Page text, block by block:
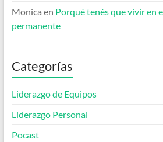
Monica en Porqué tenés que vivir en
permanente
Categorías
Liderazgo de Equipos
Liderazgo Personal
Pocast